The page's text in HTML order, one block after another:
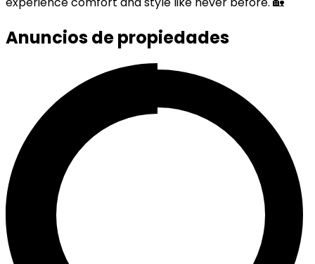
Anuncios de propiedades